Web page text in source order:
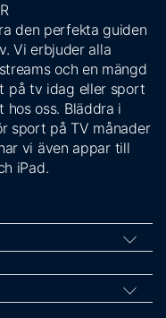
den perfekta guiden
Vi erbjuder alla
och en mängd
på tv idag eller sport
oss. Bläddra i
sport på TV månader
vi även appar till
iPad.